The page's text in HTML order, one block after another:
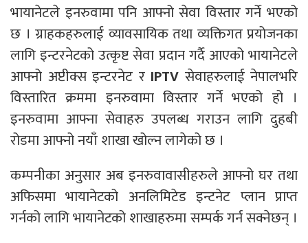
भायानेटले इनरुवामा पनि आफ्नो सेवा विस्तार गर्ने भएको
छ । ग्राहकहरुलाई व्यावसायिक तथा व्यक्तिगत प्रयोजनका
लागि इन्टरनेटको उत्कृष्ट सेवा प्रदान गर्दै आएको भायानेटले
आफ्नो अप्टीक्स इन्टरनेट र IPTV सेवाहरुलाई नेपालभरि
विस्तारित क्रममा इनरुवामा विस्तार गर्ने भएको हो ।
इनरुवामा आफ्ना सेवाहरु उपलब्ध गराउन लागि दुहबी
रोडमा आफ्नो नयाँ शाखा खोल्न लागेको छ ।
कम्पनीका अनुसार अब इनरुवावासीहरुले आफ्नो घर तथा
अफिसमा भायानेटको अनलिमिटेड इन्टनेट प्लान प्राप्त
गर्नको लागि भायानेटको शाखाहरुमा सम्पर्क गर्न सक्नेछन् ।